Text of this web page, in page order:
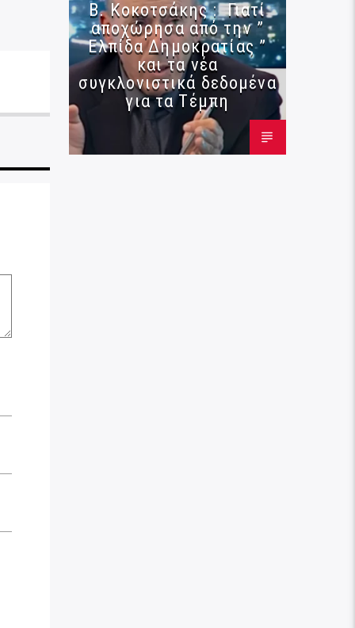
Β. Κοκοτσάκης : Γιατί
αποχώρησα από την ”
Ελπίδα Δημοκρατίας ”
και τα νέα
συγκλονιστικά δεδομένα
για τα Τέμπη